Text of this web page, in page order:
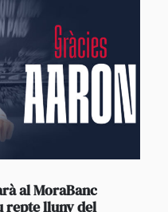
al MoraBanc
repte lluny del